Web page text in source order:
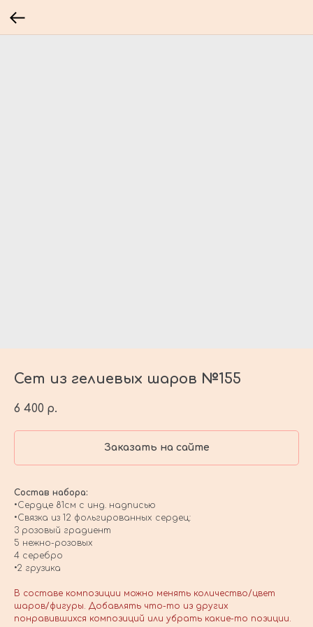
Сет из гелиевых шаров №155
6 400 р.
Заказать на сайте
Состав набора:
•Сердце 81см с инд. надписью
•Связка из 12 фольгированных сердец:
3 розовый градиент
5 нежно-розовых
4 серебро
•2 грузика
В составе композиции можно менять количество/цвет
шаров/фигуры. Добавлять что-то из других
понравившихся композиций или убрать какие-то позиции.